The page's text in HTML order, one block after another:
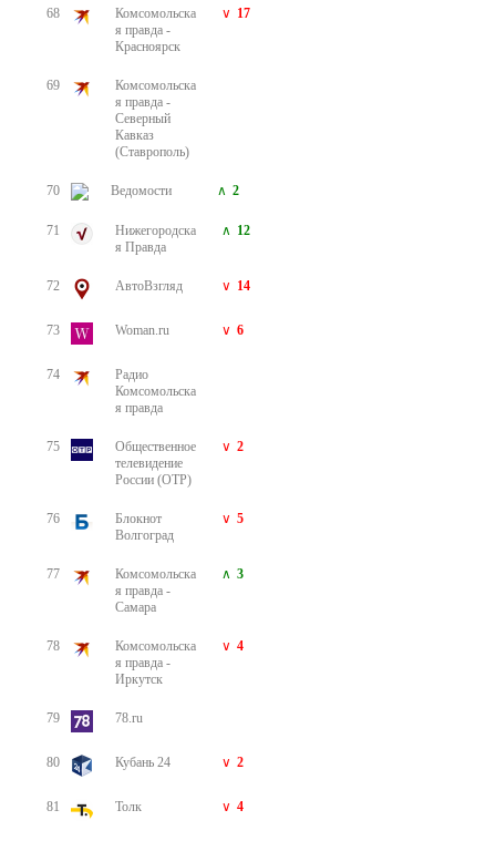
68
Комсомольска
я правда -
Красноярск
17
69
Комсомольска
я правда -
Северный
Кавказ
(Ставрополь)
70 Ведомости 2
71
Нижегородска
я Правда
12
72 АвтоВзгляд 14
73 Woman.ru 6
74
Радио
Комсомольска
я правда
75
Общественное
телевидение
России (ОТР)
2
76
Блокнот
Волгоград
5
77
Комсомольска
я правда -
Самара
3
78
Комсомольска
я правда -
Иркутск
4
79 78.ru
80 Кубань 24 2
81 Толк 4